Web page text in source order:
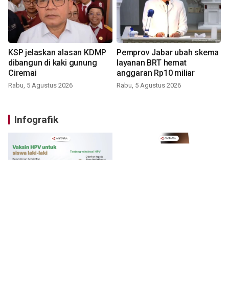
KSP jelaskan alasan KDMP
dibangun di kaki gunung
Ciremai
Rabu, 5 Agustus 2026
Pemprov Jabar ubah skema
layanan BRT hemat
anggaran Rp10 miliar
Rabu, 5 Agustus 2026
Infografik